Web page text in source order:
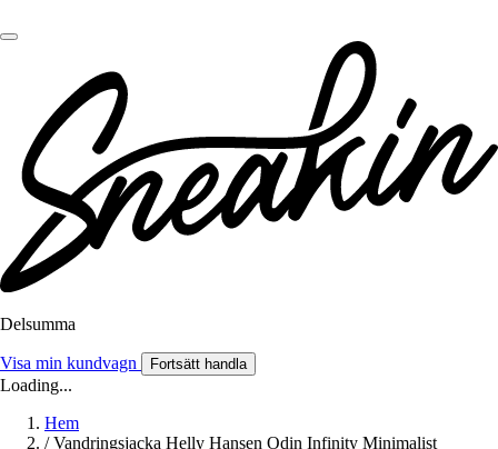
Delsumma
Visa min kundvagn Fortsätt handla
Loading...
Hem
/ Vandringsjacka Helly Hansen Odin Infinity Minimalist